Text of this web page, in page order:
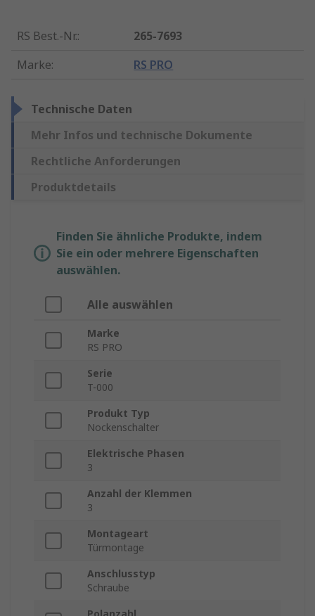
RS Best.-Nr.:
265-7693
Marke: RS PRO
Technische Daten
Mehr Infos und technische Dokumente
Rechtliche Anforderungen
Produktdetails
Finden Sie ähnliche Produkte, indem
Sie ein oder mehrere Eigenschaften
auswählen.
Alle auswählen
Marke
RS PRO
Serie
T-000
Produkt Typ
Nockenschalter
Elektrische Phasen
3
Anzahl der Klemmen
3
Montageart
Türmontage
Anschlusstyp
Schraube